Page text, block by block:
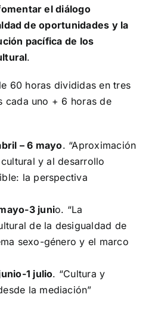
el diálogo
de oportunidades y la
pacífica de los
.
60 horas divididas en tres
cada uno + 6 horas de
– 6 mayo. “Aproximación
y al desarrollo
la perspectiva
3 junio. “La
de la desigualdad de
sexo-género y el marco
1 julio. “Cultura y
la mediación”